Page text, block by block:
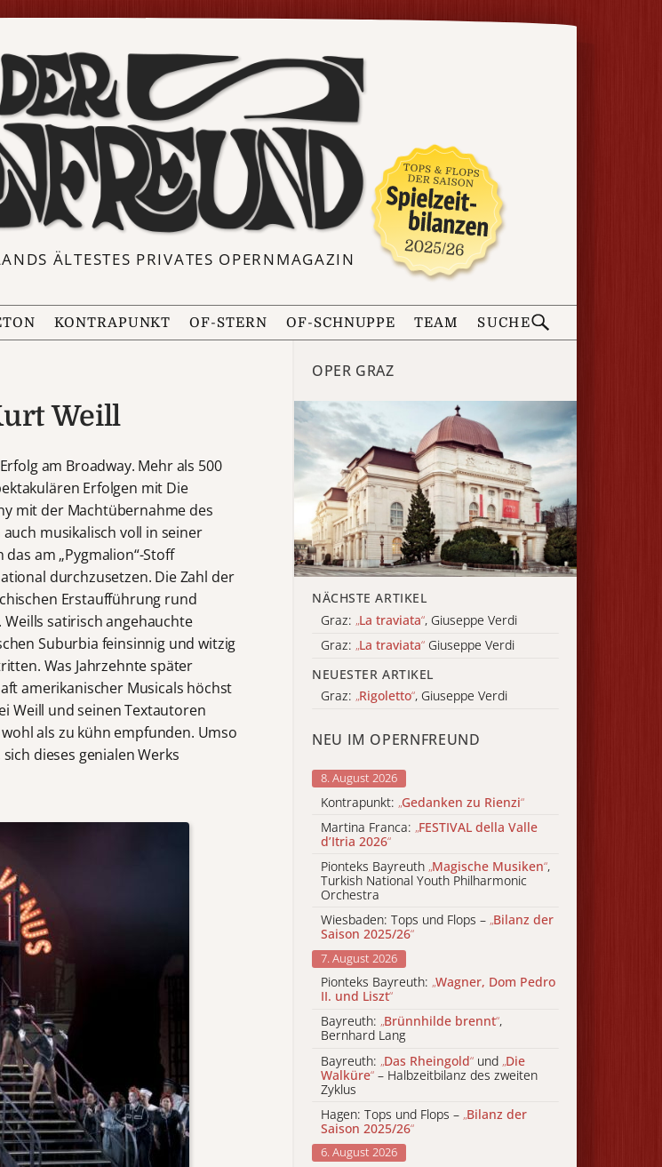
ÄLTESTES PRIVATES OPERNMAGAZIN
KONTRAPUNKT OF-STERN OF-SCHNUPPE TEAM SUCHE
Weill
am Broadway. Mehr als 500
Erfolgen mit Die
mit der Machtübernahme des
musikalisch voll in seiner
am „Pygmalion“-Stoff
durchzusetzen. Die Zahl der
Erstaufführung rund
satirisch angehauchte
Suburbia feinsinnig und witzig
Was Jahrzehnte später
amerikanischer Musicals höchst
Weill und seinen Textautoren
als zu kühn empfunden. Umso
dieses genialen Werks
OPER GRAZ
NÄCHSTE ARTIKEL
Graz: „La traviata“, Giuseppe Verdi
Graz: „La traviata“ Giuseppe Verdi
NEUESTER ARTIKEL
Graz: „Rigoletto“, Giuseppe Verdi
NEU IM OPERNFREUND
8. August 2026
Kontrapunkt: „Gedanken zu Rienzi“
Martina Franca: „FESTIVAL della Valle
d’Itria 2026“
Pionteks Bayreuth „Magische Musiken“,
Turkish National Youth Philharmonic
Orchestra
Wiesbaden: Tops und Flops – „Bilanz der
Saison 2025/26“
7. August 2026
Pionteks Bayreuth: „Wagner, Dom Pedro
II. und Liszt“
Bayreuth: „Brünnhilde brennt“,
Bernhard Lang
Bayreuth: „Das Rheingold“ und „Die
Walküre“ – Halbzeitbilanz des zweiten
Zyklus
Hagen: Tops und Flops – „Bilanz der
Saison 2025/26“
6. August 2026